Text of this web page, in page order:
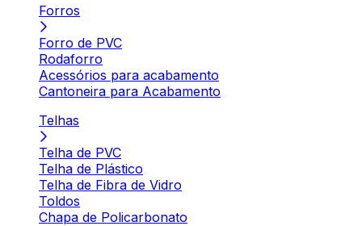
Forros
Forro de PVC
Rodaforro
Acessórios para acabamento
Cantoneira para Acabamento
Telhas
Telha de PVC
Telha de Plástico
Telha de Fibra de Vidro
Toldos
Chapa de Policarbonato